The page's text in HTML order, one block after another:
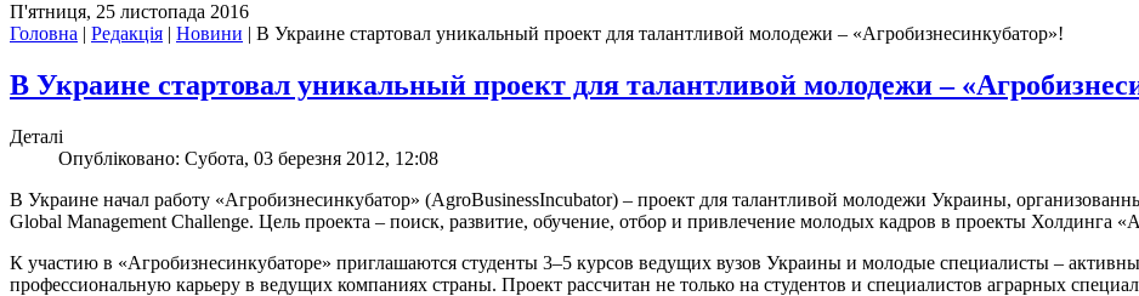
П'ятниця, 25 листопада 2016
Головна | Редакція | Новини | В Украине стартовал уникальный проект для талантливой молодежи – «Агробизнесинкубатор»!
В Украине стартовал уникальный проект для талантливой молодежи –
Деталі
Опубліковано: Субота, 03 березня 2012, 12:08
В Украине начал работу «Агробизнесинкубатор» (AgroBusinessIncubator) – проект для талантливой молодежи Украины,
Global Management Challenge. Цель проекта – поиск, развитие, обучение, отбор и привлечение молодых кадров в проекты Холдинга
К участию в «Агробизнесинкубаторе» приглашаются студенты 3–5 курсов ведущих вузов Украины и молодые специалисты –
профессиональную карьеру в ведущих компаниях страны. Проект рассчитан не только на студентов и специалистов аграрных